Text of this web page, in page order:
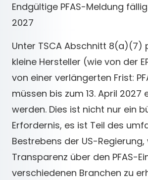
Endgültige PFAS-Meldung
2027
Unter TSCA Abschnitt 8(a)(7)
kleine Hersteller (wie von der
von einer verlängerten Frist:
müssen bis zum 13. April 2027
werden. Dies ist nicht nur ein
Erfordernis, es ist Teil des
Bestrebens der US-
Transparenz über den PFAS-
verschiedenen Branchen zu